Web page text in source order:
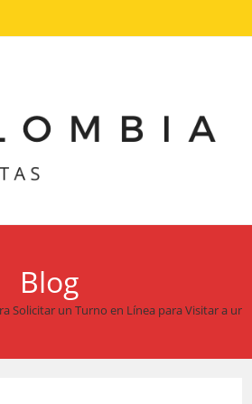
Blog
Solicitar un Turno en Línea para Visitar a un